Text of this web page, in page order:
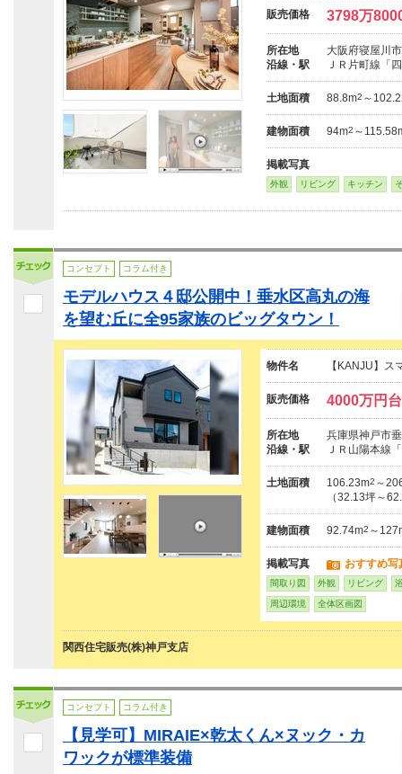
販売価格 3798万
所在地
大阪府寝屋川
沿線・駅
ＪＲ片町線「
土地面積 88.8m2 ～
建物面積 94m2 ～
掲載写真
外観 リビング キッチン
コンセプト コラム付き
モデルハウス４邸公開中！垂水区高丸の海
を望む丘に全95家族のビッグタウン！
物件名 【KANJU】
販売価格 4000万円
所在地
兵庫県神戸市
沿線・駅
ＪＲ山陽本線
土地面積 106.23m2 ～
（32.13坪～
建物面積 92.74m2 ～
掲載写真 おすすめ写
間取り図 外観 リビング
周辺環境 全体区画図
関西住宅販売(株)神戸支店
コンセプト コラム付き
【見学可】MIRAIE×乾太くん×ヌック・カ
ワックが標準装備